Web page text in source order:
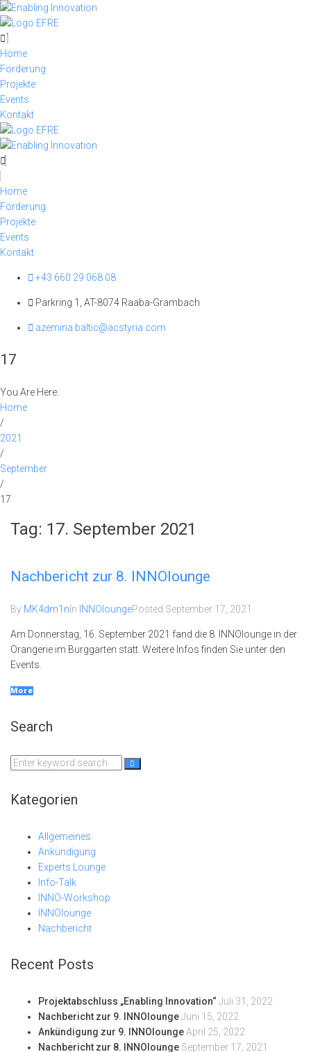
Skip
to
content
Home
Förderung
Projekte
Events
Kontakt
Home
Förderung
Projekte
Events
Kontakt
+43 660 29 068 08
Parkring 1, AT-8074 Raaba-Grambach
azemina.baltic@acstyria.com
17
You Are Here:
Home
/
2021
/
September
/
17
Tag: 17. September 2021
Nachbericht zur 8. INNOlounge
By MK4dm1n In INNOloungePosted September 17, 2021
Am Donnerstag, 16. September 2021 fand die 8. INNOlounge in der
Orangerie im Burggarten statt. Weitere Infos finden Sie unter den
Events.
More
Search
Search
Kategorien
Allgemeines
Ankündigung
Experts Lounge
Info-Talk
INNO-Workshop
INNOlounge
Nachbericht
Recent Posts
Projektabschluss „Enabling Innovation“ Juli 31, 2022
Nachbericht zur 9. INNOloungeJuni 15, 2022
Ankündigung zur 9. INNOloungeApril 25, 2022
Nachbericht zur 8. INNOlounge September 17, 2021